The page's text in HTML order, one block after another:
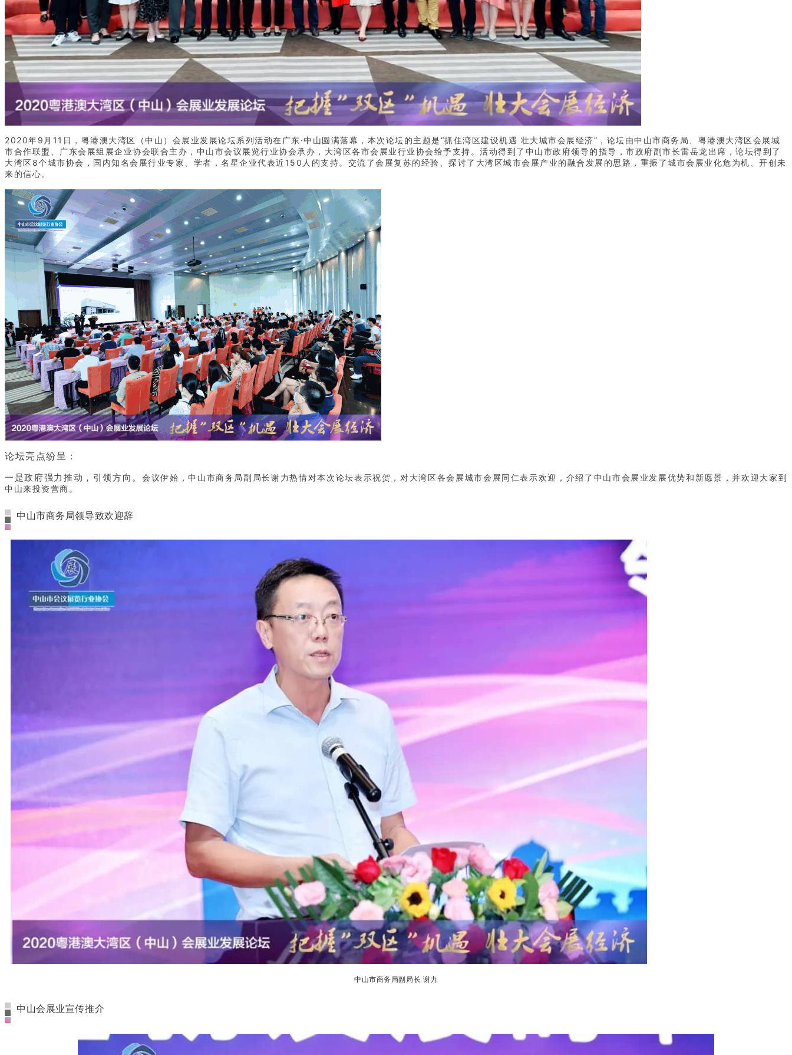
2020年9月11日，粤港澳大湾区（中山）会展业发展论坛系列活动在广东·中山圆满落幕，本次论坛的主题是“抓住湾区建设机遇 壮大城市会展经济”，论坛由中山市商务局、粤港澳大湾区会展城
市合作联盟、广东会展组展企业协会联合主办，中山市会议展览行业协会承办，大湾区各市会展业行业协会给予支持。活动得到了中山市政府领导的指导，市政府副市长雷岳龙出席，论坛得到了
大湾区8个城市协会，国内知名会展行业专家、学者，名星企业代表近150人的支持。交流了会展复苏的经验、探讨了大湾区城市会展产业的融合发展的思路，重振了城市会展业化危为机、开创未
来的信心。
论坛亮点纷呈：
一是政府强力推动，引领方向。会议伊始，中山市商务局副局长谢力热情对本次论坛表示祝贺，对大湾区各会展城市会展同仁表示欢迎，介绍了中山市会展业发展优势和新愿景，并欢迎大家到
中山来投资营商。
中山市商务局领导致欢迎辞
中山市商务局副局长 谢力
中山会展业宣传推介